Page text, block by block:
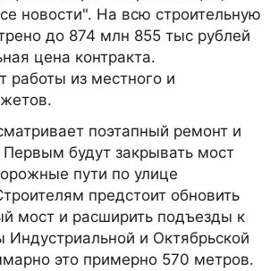
новости". На всю строительную
до 874 млн 855 тыс рублей
цена контракта.
работы из местного и
поэтапный ремонт и
Первым будут закрывать мост
пути по улице
предстоит обновить
мост и расширить подъезды к
Индустриальной и Октябрьской
это примерно 570 метров.